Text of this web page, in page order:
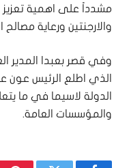
مشدداً على اهمية تعزيز
والارجنتين ورعاية مصالح
وفي قصر بعبدا المدير
الذي اطلع الرئيس عون
الدولة لاسيما في ما
والمؤسسات العامة.